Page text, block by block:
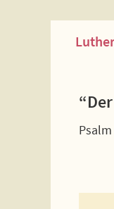
Luther